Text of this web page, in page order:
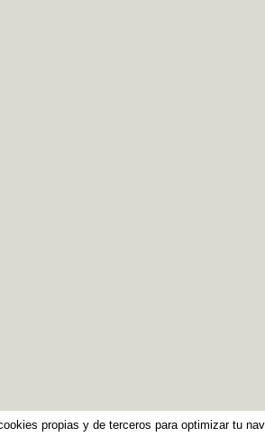
propias y de terceros para optimizar tu